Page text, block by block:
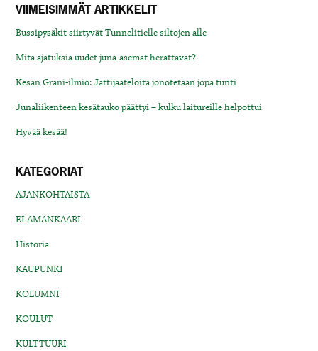
VIIMEISIMMÄT ARTIKKELIT
Bussipysäkit siirtyvät Tunnelitielle siltojen alle
Mitä ajatuksia uudet juna-asemat herättävät?
Kesän Grani-ilmiö: Jättijäätelöitä jonotetaan jopa tunti
Junaliikenteen kesätauko päättyi – kulku laitureille helpottui
Hyvää kesää!
KATEGORIAT
AJANKOHTAISTA
ELÄMÄNKAARI
Historia
KAUPUNKI
KOLUMNI
KOULUT
KULTTUURI